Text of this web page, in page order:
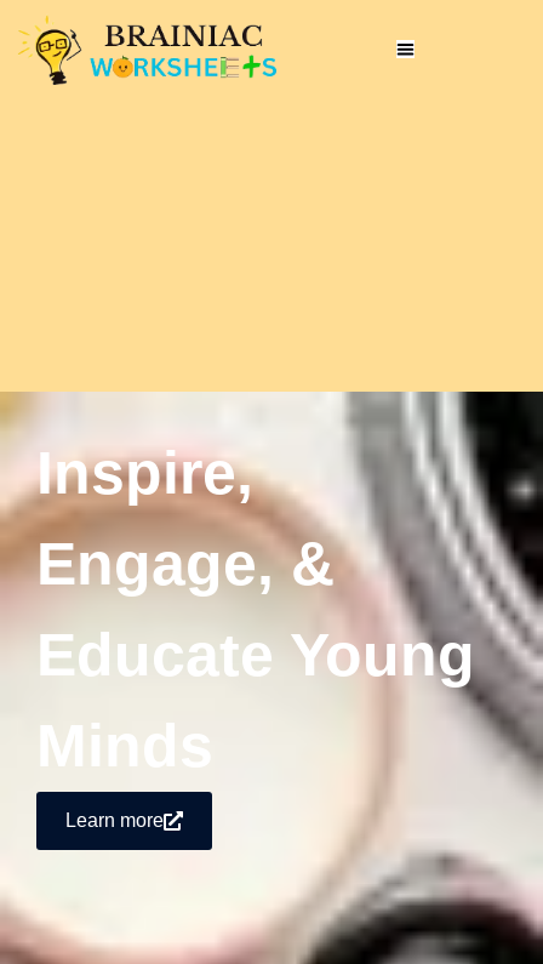
Inspire,
Engage, &
Educate Young
Minds
Learn more